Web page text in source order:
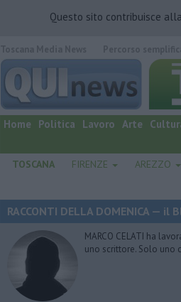
Questo sito contribuisce
quotidiano online.
Home Politica Lavoro Arte
TOSCANA FIRENZE AREZZO
RACCONTI DELLA DOMENICA — il
MARCO CELATI ha
uno scrittore. Solo uno